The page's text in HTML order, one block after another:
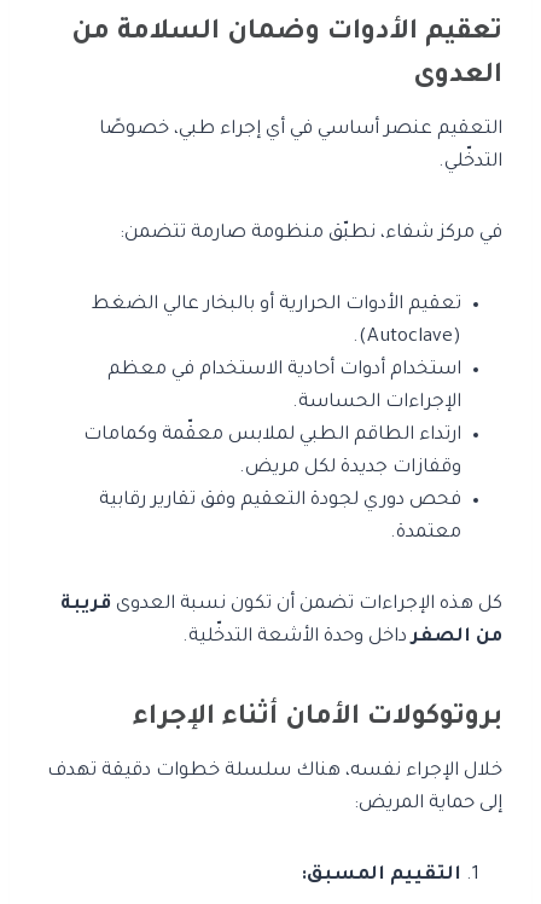
تعقيم الأدوات وضمان السلامة من
العدوى
التعقيم عنصر أساسي في أي إجراء طبي، خصوصًا
التدخّلي.
في مركز شفاء، نطبّق منظومة صارمة تتضمن:
تعقيم الأدوات الحرارية أو بالبخار عالي الضغط
(Autoclave).
استخدام أدوات أحادية الاستخدام في معظم
الإجراءات الحساسة.
ارتداء الطاقم الطبي لملابس معقّمة وكمامات
وقفازات جديدة لكل مريض.
فحص دوري لجودة التعقيم وفق تقارير رقابية
معتمدة.
كل هذه الإجراءات تضمن أن تكون نسبة العدوى قريبة
من الصفرداخل وحدة الأشعة التدخّلية.
بروتوكولات الأمان أثناء الإجراء
خلال الإجراء نفسه، هناك سلسلة خطوات دقيقة تهدف
إلى حماية المريض:
التقييم المسبق: